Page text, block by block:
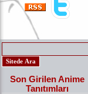
Son Girilen Anime
Tanıtımları